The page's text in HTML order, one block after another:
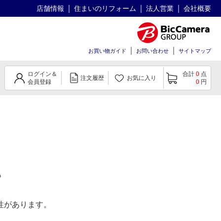
店舗情報 住まいのリフォーム 法人営業 会社概要
お買い物ガイド お問い合わせ サイトマップ
ログイン＆
会員登録
注文履歴 お気に入り
合計 0 点
0 円
あります。